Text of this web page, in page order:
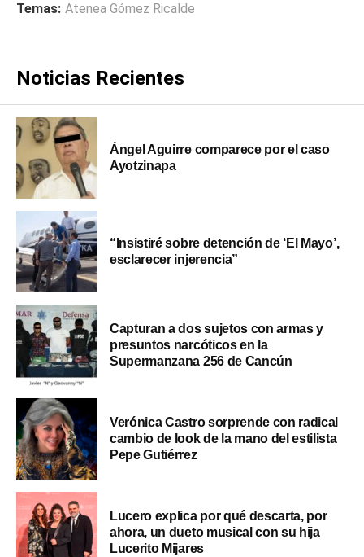
Temas: Atenea Gómez Ricalde
Noticias Recientes
Ángel Aguirre comparece por el caso
Ayotzinapa
“Insistiré sobre detención de ‘El Mayo’,
esclarecer injerencia”
Capturan a dos sujetos con armas y
presuntos narcóticos en la
Supermanzana 256 de Cancún
Verónica Castro sorprende con radical
cambio de look de la mano del estilista
Pepe Gutiérrez
Lucero explica por qué descarta, por
ahora, un dueto musical con su hija
Lucerito Mijares